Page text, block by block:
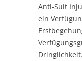
Anti-Suit
ein
Dringlichkeit.